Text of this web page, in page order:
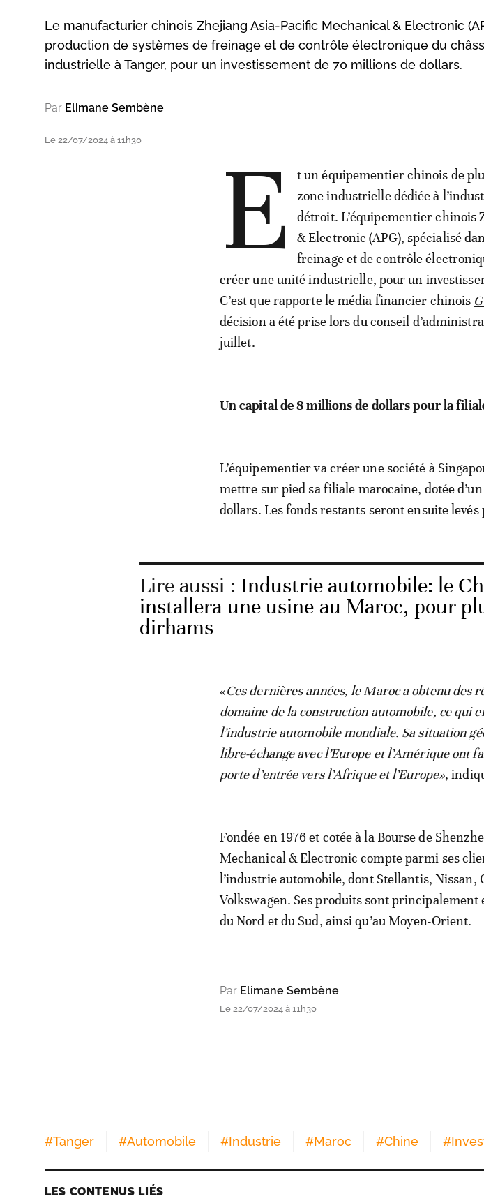
Le manufacturier chinois Zhejiang Asia-Pacific Mechanical & Electronic
production de systèmes de freinage et de contrôle électronique du
industrielle à Tanger, pour un investissement de 70 millions de dollars.
Par Elimane Sembène
Le 22/07/2024 à 11h30 E
t un équipementier chinois de
zone industrielle dédiée à
détroit. L’équipementier chinois
& Electronic (APG), spécialisé
freinage et de contrôle
créer une unité industrielle, pour un
C’est que rapporte le média financier chinois
décision a été prise lors du conseil
juillet.
Un capital de 8 millions de dollars pour la
L’équipementier va créer une société à
mettre sur pied sa filiale marocaine, dotée
dollars. Les fonds restants seront ensuite
Lire aussi : Industrie automobile: le
installera une usine au Maroc, pour
dirhams
«Ces dernières années, le Maroc a obtenu des
domaine de la construction automobile, ce qui
l’industrie automobile mondiale. Sa situation
libre-échange avec l’Europe et l’Amérique ont
porte d’entrée vers l’Afrique et l’Europe»,
Fondée en 1976 et cotée à la Bourse de
Mechanical & Electronic compte parmi ses
l’industrie automobile, dont Stellantis, Nissan,
Volkswagen. Ses produits sont
du Nord et du Sud, ainsi qu’au Moyen-Orient.
Par Elimane Sembène
Le 22/07/2024 à 11h30
#Tanger #Automobile #Industrie #Maroc #Chine #
LES CONTENUS LIÉS